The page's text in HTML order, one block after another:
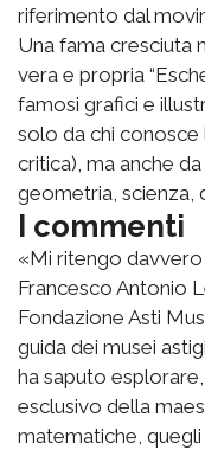
riferimento dal
Una fama cresciuta
vera e propria
famosi grafici e
solo da chi conosce
critica), ma anche
geometria, scienza,
I commenti
«Mi ritengo
Francesco Antonio
Fondazione Asti
guida dei musei
ha saputo
esclusivo della
matematiche,